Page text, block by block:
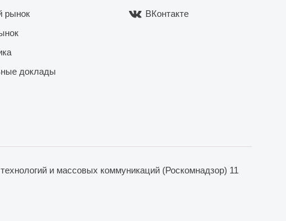
рынок
доклады
ВКонтакте
и массовых коммуникаций (Роскомнадзор) 11